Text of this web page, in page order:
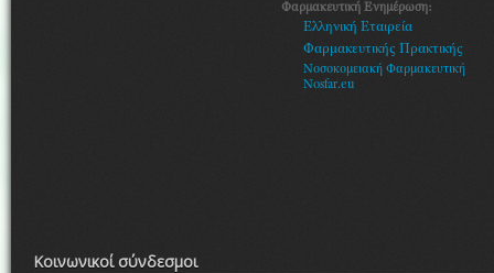
Φαρμακευτική Ενημέρωση:
Ελληνική Εταιρεία
Φαρμακευτικής Πρακτικής
Νοσοκομειακή Φαρμακευτική
Nosfar.eu
Κοινωνικοί σύνδεσμοι